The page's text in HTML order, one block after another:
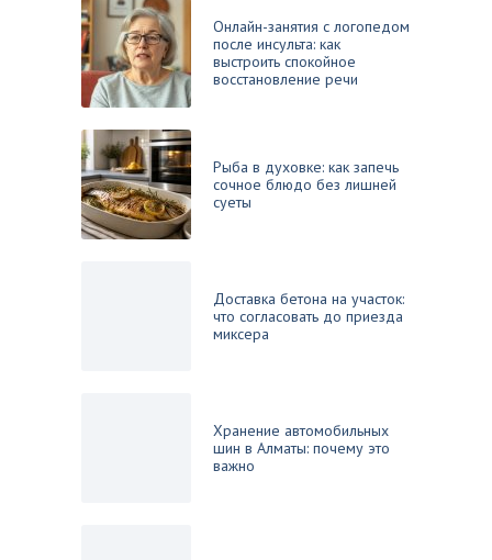
Онлайн-занятия с логопедом
после инсульта: как
выстроить спокойное
восстановление речи
Рыба в духовке: как запечь
сочное блюдо без лишней
суеты
Доставка бетона на участок:
что согласовать до приезда
миксера
Хранение автомобильных
шин в Алматы: почему это
важно